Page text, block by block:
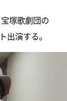
塚歌劇団の
出演する。